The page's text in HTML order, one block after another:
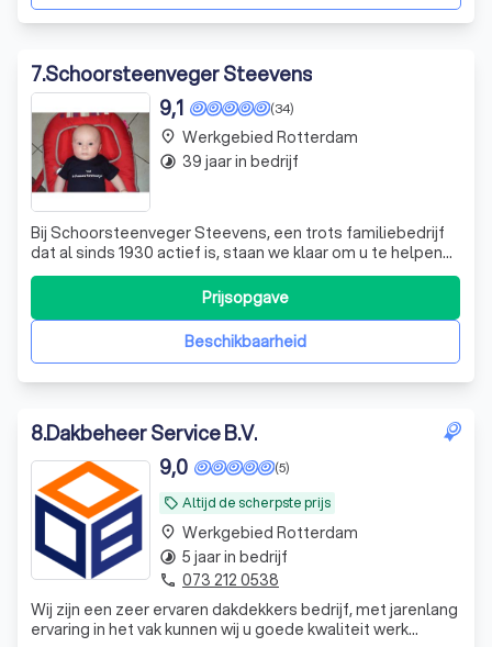
7.Schoorsteenveger Steevens
(34)
9,1
Bij Schoorsteenveger Steevens, een trots familiebedrijf
dat al sinds 1930 actief is, staan we klaar om u te helpen
met al uw schoorsteenbehoeften. Of het nu gaat om het
vegen van uw schoorsteen, het plaatsen van een
schoorsteenkap, het uitvoeren van een camera-inspectie,
het verwijderen van vogelnesBeschikbaarheid
Prijsopgave
place Werkgebied Rotterdam
timelapse 39 jaar in bedrijf
8.Dakbeheer Service B.V.
local_offer Altijd de scherpste prijs
(5)
9,0
Wij zijn een zeer ervaren dakdekkers bedrijf, met jarenlang
ervaring in het vak kunnen wij u goede kwaliteit werk
place Werkgebied Rotterdam
timelapse 5 jaar in bedrijf
phone 073 212 0538